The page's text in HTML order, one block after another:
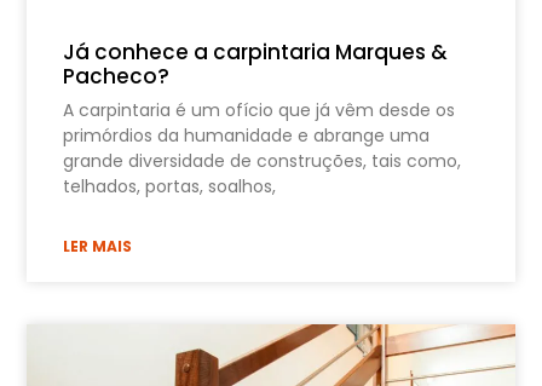
Já conhece a carpintaria Marques &
Pacheco?
A carpintaria é um ofício que já vêm desde os
primórdios da humanidade e abrange uma
grande diversidade de construções, tais como,
telhados, portas, soalhos,
LER MAIS